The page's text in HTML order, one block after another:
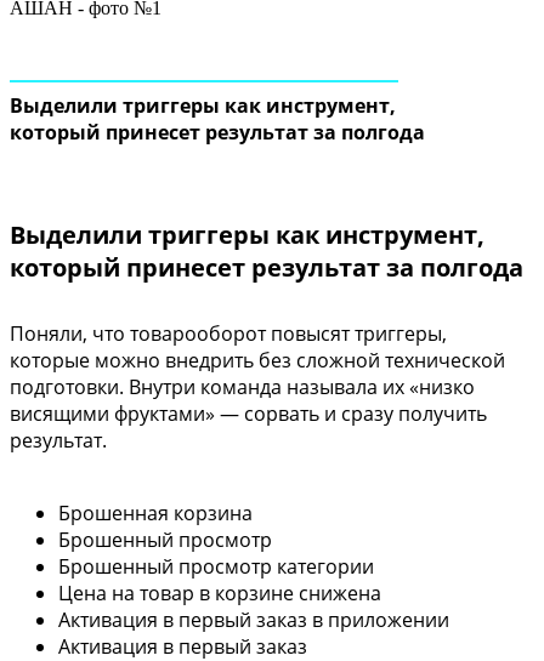
Выделили триггеры как инструмент,
который принесет результат за полгода
Выделили триггеры как инструмент,
который принесет результат за полгода
Поняли, что товарооборот повысят триггеры,
которые можно внедрить без сложной технической
подготовки. Внутри команда называла их «низко
висящими фруктами» — сорвать и сразу получить
результат.
Брошенная корзина
Брошенный просмотр
Брошенный просмотр категории
Цена на товар в корзине снижена
Активация в первый заказ в приложении
Активация в первый заказ